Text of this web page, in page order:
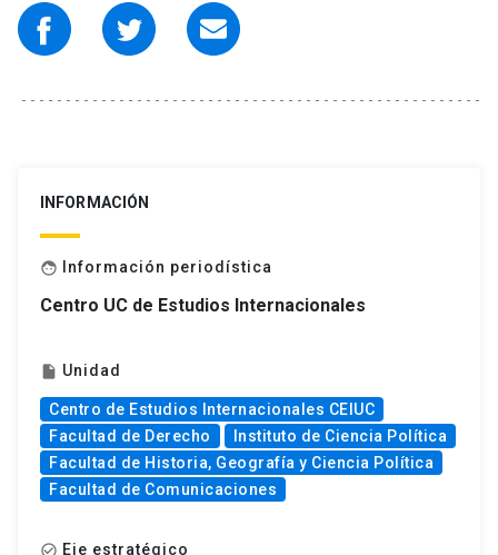
INFORMACIÓN
face Información periodística
Centro UC de Estudios Internacionales
insert_drive_file Unidad
Centro de Estudios Internacionales CEIUC
Facultad de Derecho
Instituto de Ciencia Política
Facultad de Historia, Geografía y Ciencia Política
Facultad de Comunicaciones
check_circle_outline Eje estratégico